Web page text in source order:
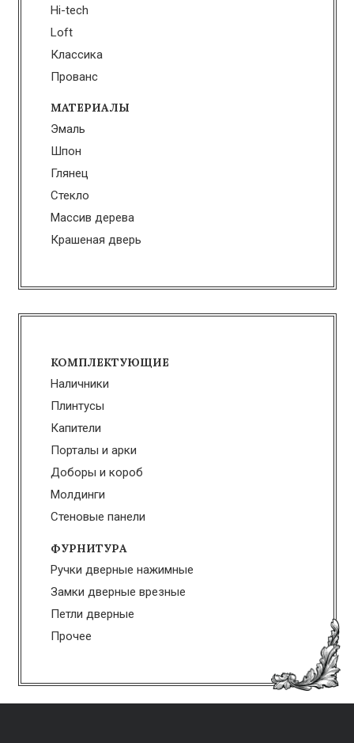
Hi-tech
Loft
Классика
Прованс
МАТЕРИАЛЫ
Эмаль
Шпон
Глянец
Стекло
Массив дерева
Крашеная дверь
КОМПЛЕКТУЮЩИЕ
Наличники
Плинтусы
Капители
Порталы и арки
Доборы и короб
Молдинги
Стеновые панели
ФУРНИТУРА
Ручки дверные нажимные
Замки дверные врезные
Петли дверные
Прочее